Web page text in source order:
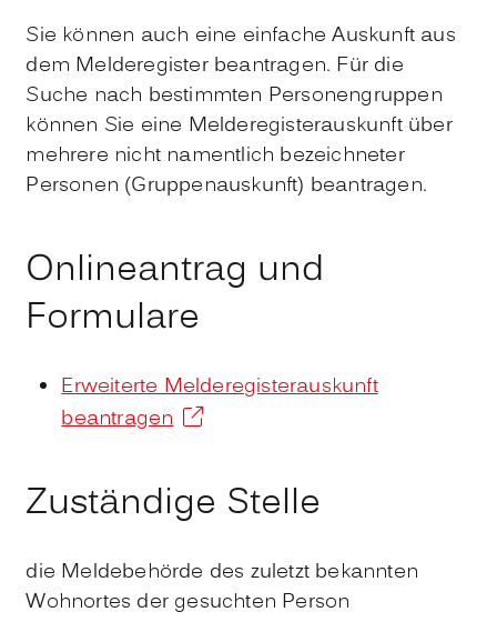
Sie können auch eine einfache Auskunft aus
dem Melderegister beantragen. Für die
Suche nach bestimmten Personengruppen
können Sie eine Melderegisterauskunft über
mehrere nicht namentlich bezeichneter
Personen (Gruppenauskunft) beantragen.
Onlineantrag und
Formulare
Erweiterte Melderegisterauskunft
beantragen
Zuständige Stelle
die Meldebehörde des zuletzt bekannten
Wohnortes der gesuchten Person